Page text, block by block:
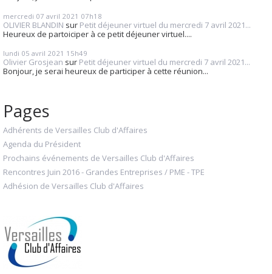
mercredi 07 avril 2021 07h18
OLIVIER BLANDIN sur Petit déjeuner virtuel du mercredi 7 avril 2021...
Heureux de partoiciper à ce petit déjeuner virtuel....
lundi 05 avril 2021 15h49
Olivier Grosjean sur Petit déjeuner virtuel du mercredi 7 avril 2021...
Bonjour, je serai heureux de participer à cette réunion...
Pages
Adhérents de Versailles Club d'Affaires
Agenda du Président
Prochains événements de Versailles Club d'Affaires
Rencontres Juin 2016 - Grandes Entreprises / PME - TPE
Adhésion de Versailles Club d'Affaires